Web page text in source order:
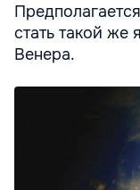
стать такой же
Венера.